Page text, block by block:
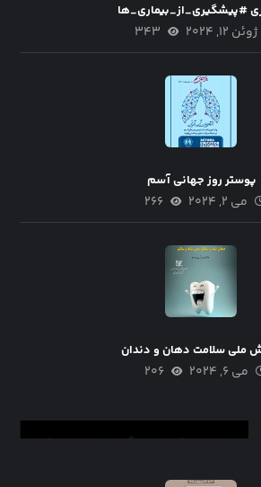
#پیشگیری_از_بیماری_ها
ژوئن ۱۲, ۲۰۲۴ ۳۴۳
پوستر روز جهانی آسم
می ۲, ۲۰۲۴ ۲۶۶
ملی سلامت دهان و دندان
می ۶, ۲۰۲۴ ۲۰۶